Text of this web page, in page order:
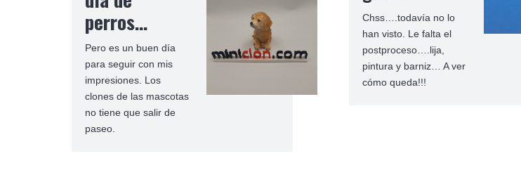
Chss….todavía no lo
han visto. Le falta el
postproceso….lija,
pintura y barniz… A ver
cómo queda!!!
perros…
Pero es un buen día
para seguir con mis
impresiones. Los
clones de las mascotas
no tiene que salir de
paseo.